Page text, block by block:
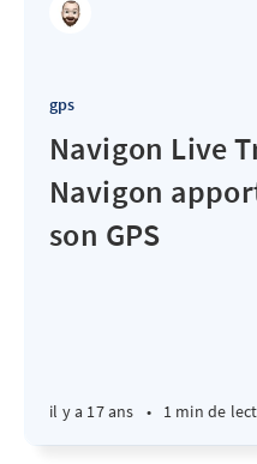
gps
Navigon Live
Navigon
son GPS
il y a 17 ans • 1 min de